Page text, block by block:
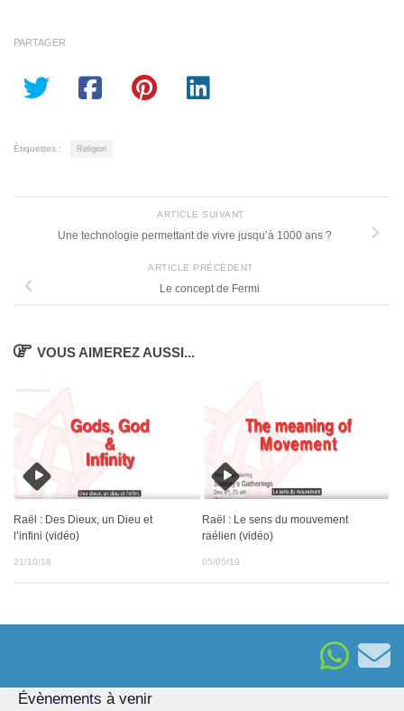
PARTAGER
Étiquettes : Religion
ARTICLE SUIVANT
Une technologie permettant de vivre jusqu’à 1000 ans ?
ARTICLE PRÉCÉDENT
Le concept de Fermi
VOUS AIMEREZ AUSSI...
Raël : Des Dieux, un Dieu et
l’infini (vidéo)
21/10/18
Raël : Le sens du mouvement
raélien (vidéo)
05/05/19
Évènements à venir